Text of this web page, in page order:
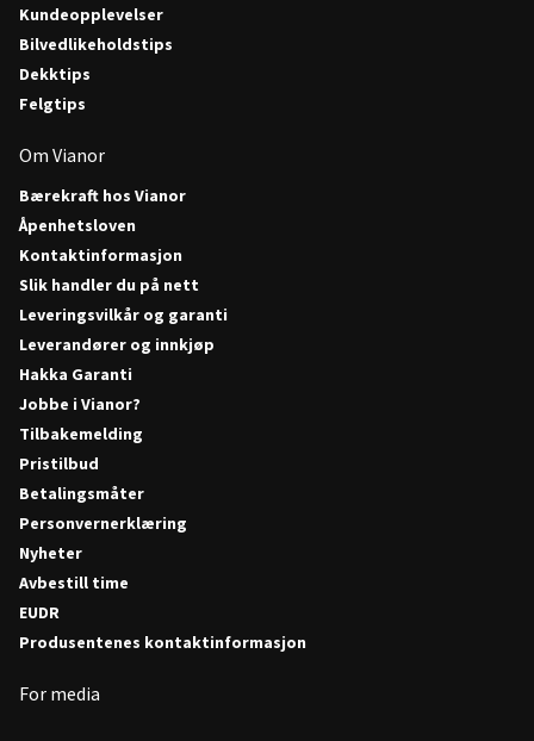
Kundeopplevelser
Bilvedlikeholdstips
Dekktips
Felgtips
Om Vianor
Bærekraft hos Vianor
Åpenhetsloven
Kontaktinformasjon
Slik handler du på nett
Leveringsvilkår og garanti
Leverandører og innkjøp
Hakka Garanti
Jobbe i Vianor?
Tilbakemelding
Pristilbud
Betalingsmåter
Personvernerklæring
Nyheter
Avbestill time
EUDR
Produsentenes kontaktinformasjon
For media